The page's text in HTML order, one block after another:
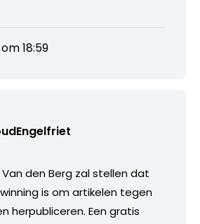
18:59
Van den Berg zal stellen dat
is om artikelen tegen
herpubliceren. Een gratis